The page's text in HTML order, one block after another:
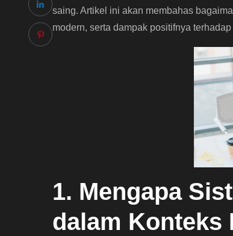
saing. Artikel ini akan membahas
modern, serta dampak positifnya
1. Mengapa
dalam Konteks